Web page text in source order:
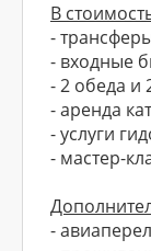
В
-
- входные
- 2 обеда и
- аренда
- услуги
- мастер-
-